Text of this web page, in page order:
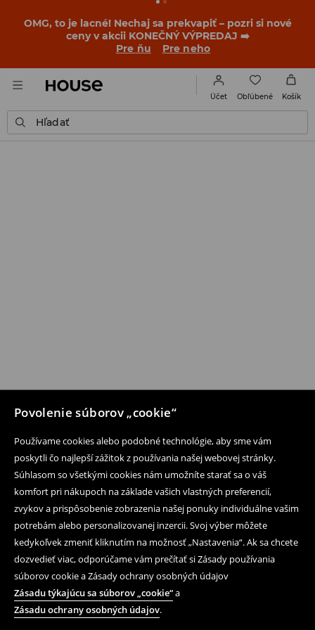
Povolenie súborov „cookie“
Používame cookies alebo podobné technológie, aby sme vám
poskytli čo najlepší zážitok z používania našej webovej stránky.
Súhlasom so všetkými cookies nám umožníte starať sa o váš
komfort pri nákupoch na základe vašich vlastných preferencií,
zvykov a prispôsobenie zobrazenia našej ponuky individuálne vašim
potrebám alebo personalizovanej inzercii. Svoj výber môžete
kedykoľvek zmeniť kliknutím na možnosť „Nastavenia“. Ak sa chcete
dozvedieť viac, odporúčame vám prečítať si Zásady používania
súborov cookie a Zásady ochrany osobných údajov
Zásadu týkajúcu sa súborov „cookie“a
Zásadu ochrany osobných údajov.
OMG, to je lacné! Nechaj sa prekvapiť – pozri si nové
ceny v akcii KONEČNÝ VÝPREDAJ ➡️
Pre ňu
Pre neho
Účet Obľúbené Košík
Hľadať
Následujte nás
Pomoc a kontakt
Nákup produktov on-line
Obchodné podmienky a ochrana osobných údajov
Právne záležitosti